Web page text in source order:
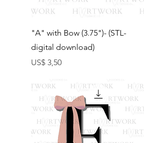
Visualização rápida
"A" with Bow (3.75")- (STL-
digital download)
Preço
US$ 3,50